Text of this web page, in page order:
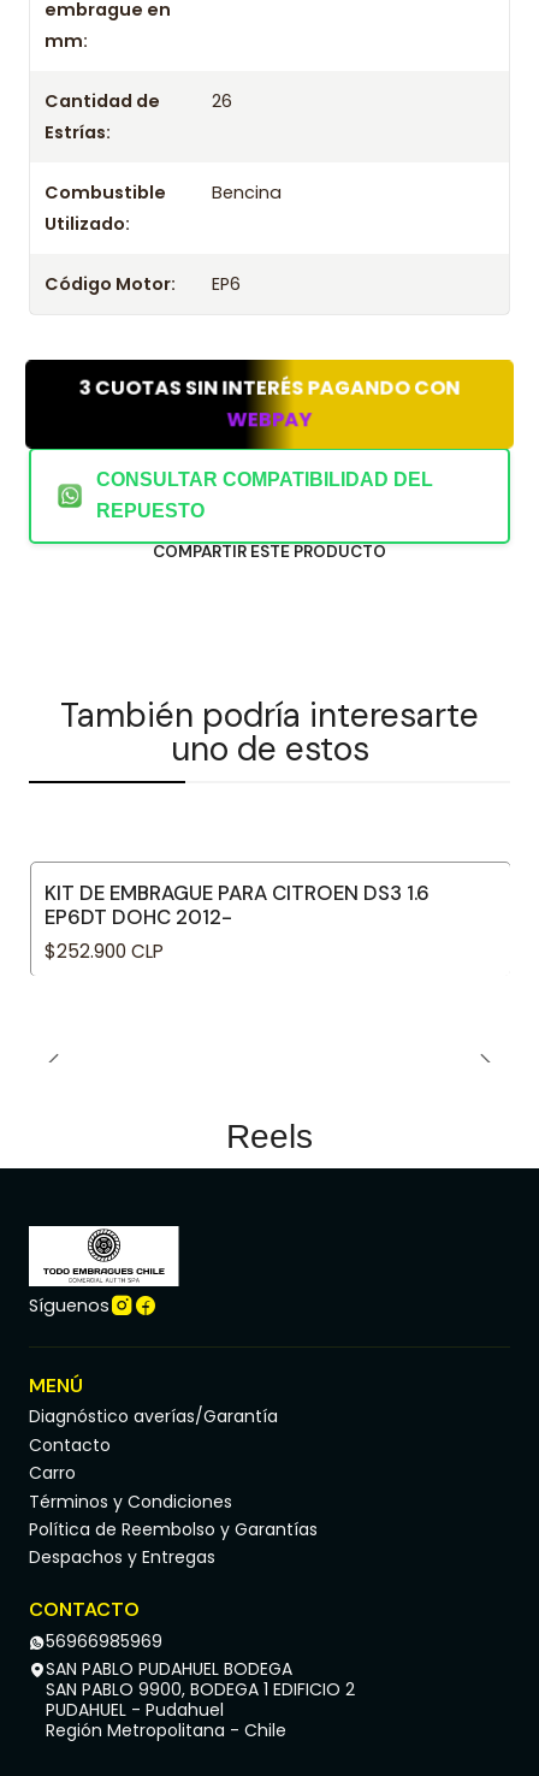
embrague en
mm:
Cantidad de
Estrías:
26
Combustible
Utilizado:
Bencina
Código Motor: EP6
3 CUOTAS SIN INTERÉS PAGANDO CON
WEBPAY
CONSULTAR COMPATIBILIDAD DEL
REPUESTO
COMPARTIR ESTE PRODUCTO
También podría interesarte
uno de estos
KIT DE EMBRAGUE PARA CITROEN DS3 1.6
EP6DT DOHC 2012-
$252.900 CLP
Reels
Síguenos
MENÚ
Diagnóstico averías/Garantía
Contacto
Carro
Términos y Condiciones
Política de Reembolso y Garantías
Despachos y Entregas
CONTACTO
56966985969
SAN PABLO PUDAHUEL BODEGA
SAN PABLO 9900, BODEGA 1 EDIFICIO 2
PUDAHUEL - Pudahuel
Región Metropolitana - Chile